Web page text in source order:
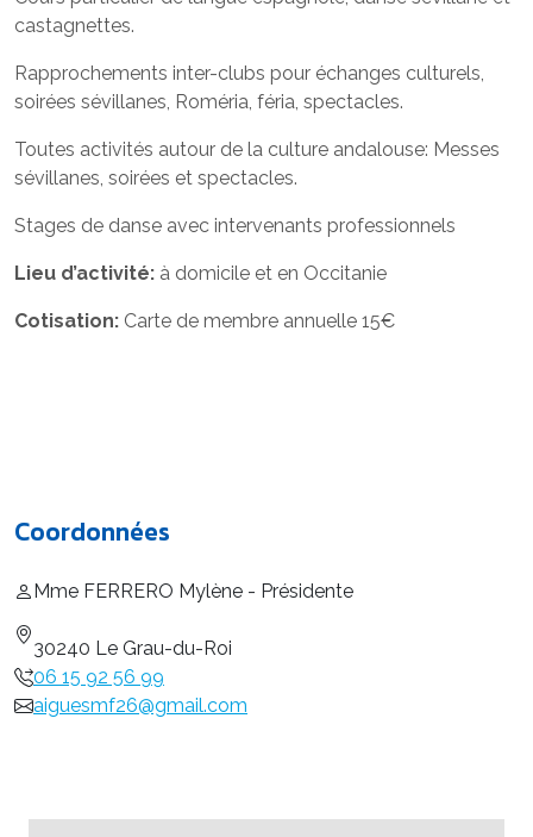
castagnettes.
Rapprochements inter-clubs pour échanges culturels,
soirées sévillanes, Roméria, féria, spectacles.
Toutes activités autour de la culture andalouse: Messes
sévillanes, soirées et spectacles.
Stages de danse avec intervenants professionnels
Lieu d’activité: à domicile et en Occitanie
Cotisation: Carte de membre annuelle 15€
Coordonnées
Mme FERRERO Mylène - Présidente
30240 Le Grau-du-Roi
06 15 92 56 99
aiguesmf26@gmail.com